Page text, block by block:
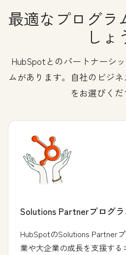
最適なプログラ
しょ
HubSpotとのパートナーシ
ムがあります。自社のビジ
をお選びくだ
Solutions Partnerプログラ
HubSpotのSolutions Partner
業や大企業の成長を支援す